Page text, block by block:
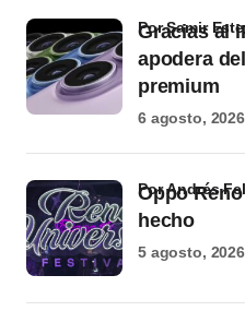
Gracias al
apodera
premium
por Samir
6 agosto, 2026
Oppo
hecho
por Andrés
5 agosto, 2026